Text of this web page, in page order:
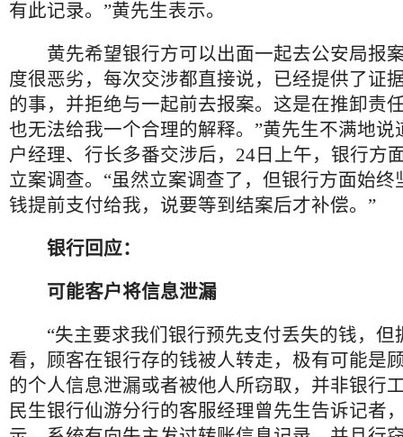
有此记录。”黄先生表示。
黄先希望银行方可以出面一起去公安局报
度很恶劣，每次交涉都直接说，已经提供了证
的事，并拒绝与一起前去报案。这是在推卸责
也无法给我一个合理的解释。”黄先生不满地说
户经理、行长多番交涉后，24日上午，银行方
立案调查。“虽然立案调查了，但银行方面始终
钱提前支付给我，说要等到结案后才补偿。”
银行回应：
可能客户将信息泄漏
“失主要求我们银行预先支付丢失的钱，但
看，顾客在银行存的钱被人转走，极有可能是
的个人信息泄漏或者被他人所窃取，并非银行
民生银行仙游分行的客服经理曾先生告诉记者